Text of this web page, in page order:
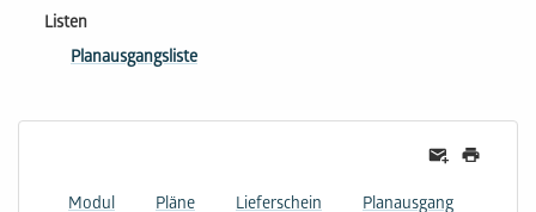
Listen
Planausgangsliste
Modul Pläne Lieferschein Planausgang